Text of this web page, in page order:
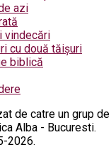
azi
vindecări
cu două tăișuri
biblică
de catre un grup
Alba - Bucuresti.
2026.